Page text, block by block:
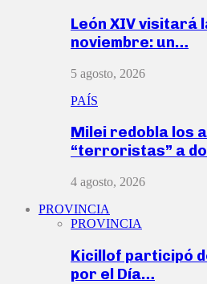
León XIV visitará
noviembre: un…
5 agosto, 2026
PAÍS
Milei redobla los
“terroristas” a
4 agosto, 2026
PROVINCIA
PROVINCIA
Kicillof participó
por el Día…